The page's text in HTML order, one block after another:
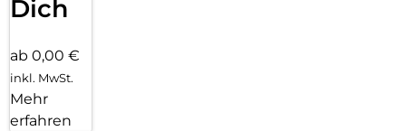
Dich
ab 0,00 €
inkl. MwSt.
Mehr
erfahren